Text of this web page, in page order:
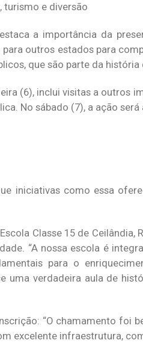
turismo e diversão
a importância da
outros estados para
que são parte da história
(6), inclui visitas a outros
No sábado (7), a ação
iniciativas como essa
Classe 15 de Ceilândia,
“A nossa escola é
para o
verdadeira aula de
“O chamamento foi
excelente infraestrutura,